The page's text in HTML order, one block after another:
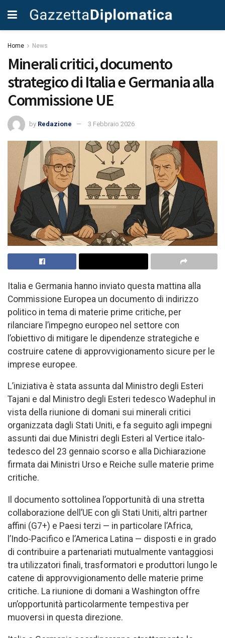
Home News
Minerali critici, documento
strategico di Italia e Germania alla
Commissione UE
by Redazione 3 Febbraio 2026
Italia e Germania hanno inviato questa mattina alla
Commissione Europea un documento di indirizzo
politico in tema di materie prime critiche, per
rilanciare l’impegno europeo nel settore con
l’obiettivo di mitigare le dipendenze strategiche e
costruire catene di approvvigionamento sicure per le
imprese europee.
L’iniziativa è stata assunta dal Ministro degli Esteri
Tajani e dal Ministro degli Esteri tedesco Wadephul in
vista della riunione di domani sui minerali critici
organizzata dagli Stati Uniti, e fa seguito agli impegni
assunti dai due Ministri degli Esteri al Vertice italo-
tedesco del 23 gennaio scorso e alla Dichiarazione
firmata dai Ministri Urso e Reiche sulle materie prime
critiche.
Il documento sottolinea l’opportunità di una stretta
collaborazione dell’UE con gli Stati Uniti, altri partner
affini (G7+) e Paesi terzi — in particolare l’Africa,
l’Indo-Pacifico e l’America Latina — disposti e in grado
di contribuire a partenariati mutualmente vantaggiosi
tra utilizzatori finali, trasformatori e produttori lungo le
catene di approvvigionamento delle materie prime
critiche. La riunione di domani a Washington offre
un’opportunità particolarmente tempestiva per
muoversi in questa direzione.